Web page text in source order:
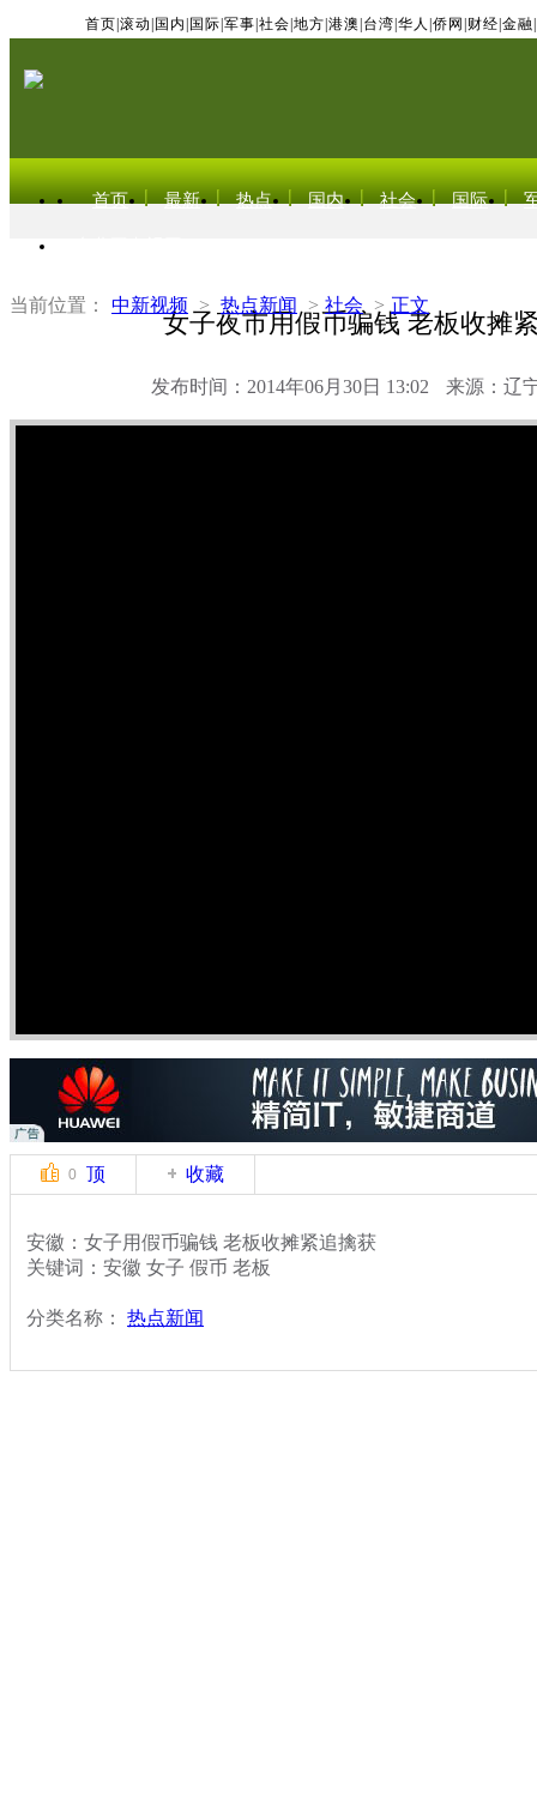
首页 滚动 国内 国际 军事 社会 地方 港澳 台湾 华人 侨网 财经 金融
首页 最新 热点 国内 社会 国际
当前位置： 中新视频 > 热点新闻 > 社会 > 正文
女子夜市用假币骗钱 老板收摊
发布时间：2014年06月30日 13:02 来源：辽
0 顶 收藏
安徽：女子用假币骗钱 老板收摊紧追擒获
关键词：安徽 女子 假币 老板
分类名称： 热点新闻